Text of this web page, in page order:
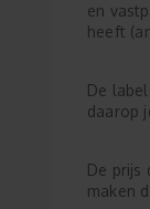
en
heeft
De
daarop
De prijs
maken